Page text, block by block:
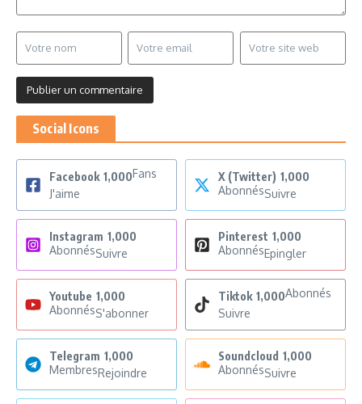
Social Icons
Facebook 1,000Fans
J'aime
X (Twitter) 1,000
AbonnésSuivre
Instagram 1,000
AbonnésSuivre
Pinterest 1,000
AbonnésEpingler
Youtube 1,000
AbonnésS'abonner
Tiktok 1,000Abonnés
Suivre
Telegram 1,000
MembresRejoindre
Soundcloud 1,000
AbonnésSuivre